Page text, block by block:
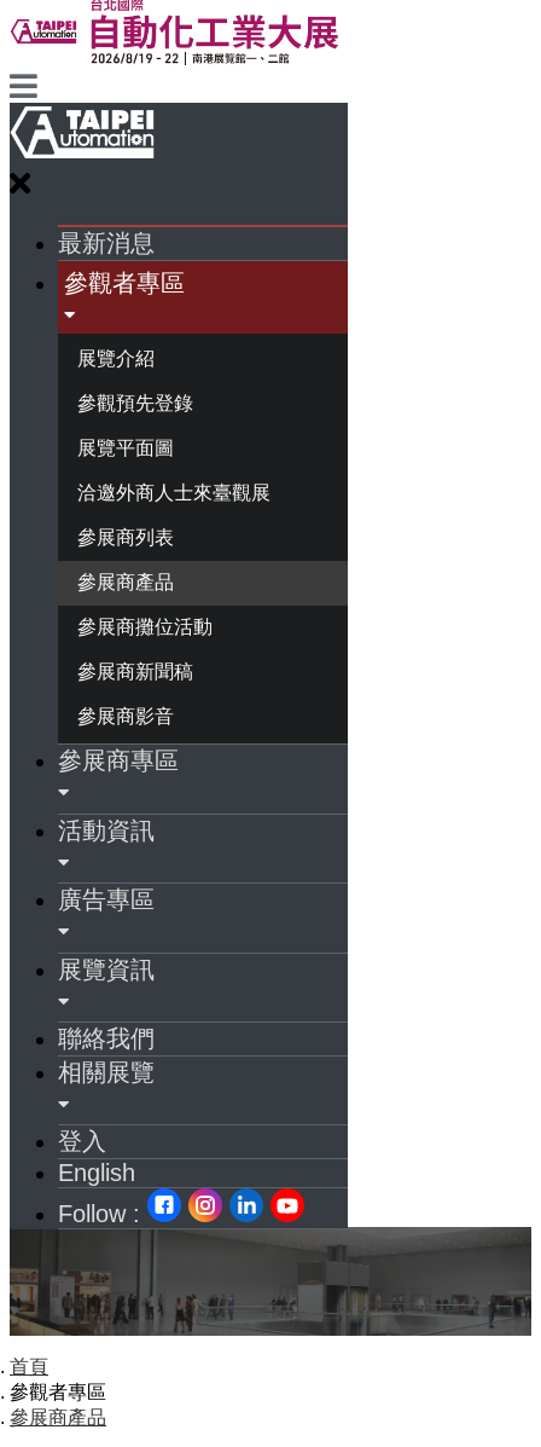
最新消息
參觀者專區
展覽介紹
參觀預先登錄
展覽平面圖
洽邀外商人士來臺觀展
參展商列表
參展商產品
參展商攤位活動
參展商新聞稿
參展商影音
參展商專區
活動資訊
廣告專區
展覽資訊
聯絡我們
相關展覽
登入
English
Follow :
首頁
參觀者專區
參展商產品